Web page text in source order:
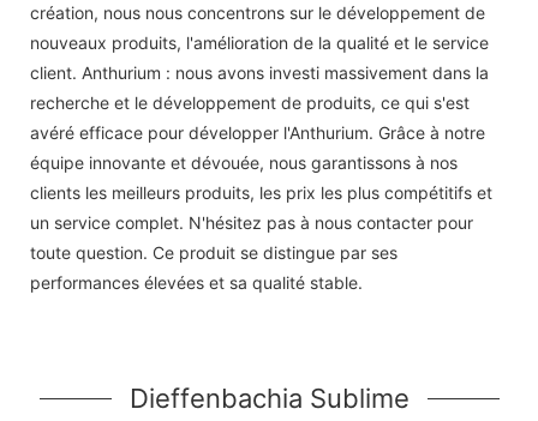
création, nous nous concentrons sur le développement de
nouveaux produits, l'amélioration de la qualité et le service
client. Anthurium : nous avons investi massivement dans la
recherche et le développement de produits, ce qui s'est
avéré efficace pour développer l'Anthurium. Grâce à notre
équipe innovante et dévouée, nous garantissons à nos
clients les meilleurs produits, les prix les plus compétitifs et
un service complet. N'hésitez pas à nous contacter pour
toute question. Ce produit se distingue par ses
performances élevées et sa qualité stable.
Dieffenbachia Sublime